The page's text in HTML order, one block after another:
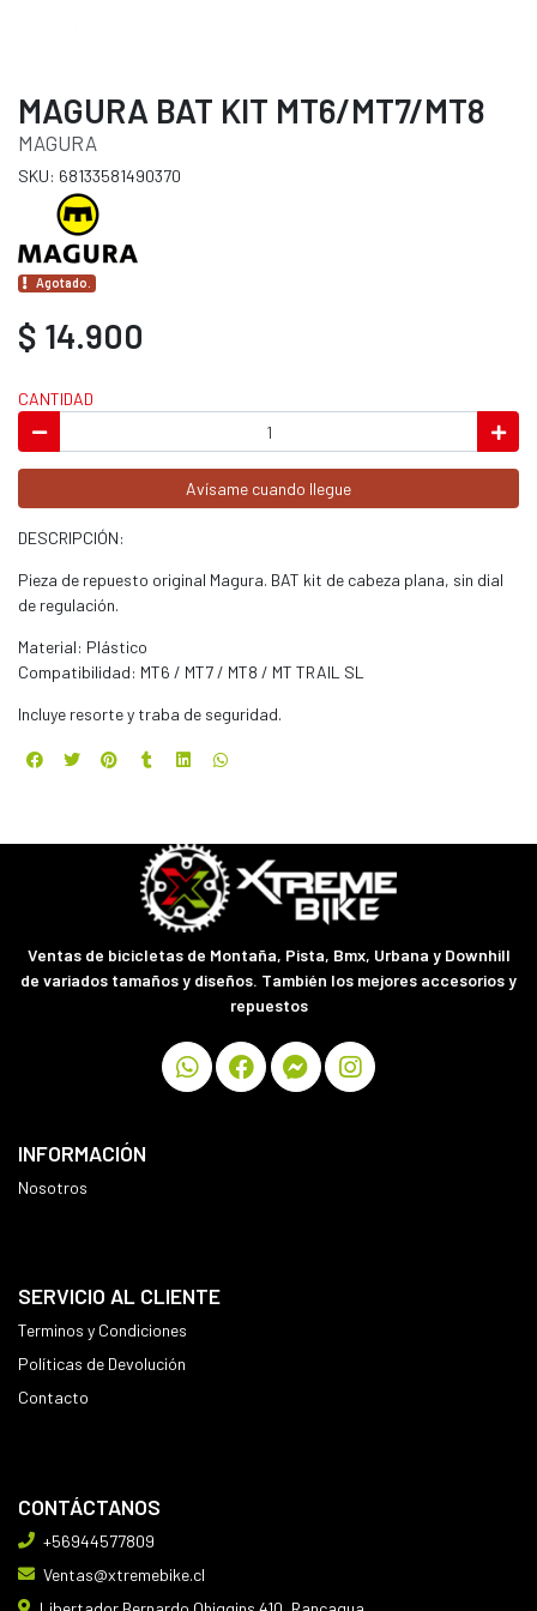
MAGURA BAT KIT MT6/MT7/MT8
MAGURA
SKU: 68133581490370
Agotado.
$ 14.900
CANTIDAD
Avísame cuando llegue
DESCRIPCIÓN:
Pieza de repuesto original Magura. BAT kit de cabeza plana, sin dial
de regulación.
Material: Plástico
Compatibilidad: MT6 / MT7 / MT8 / MT TRAIL SL
Incluye resorte y traba de seguridad.
Ventas de bicicletas de Montaña, Pista, Bmx, Urbana y Downhill
de variados tamaños y diseños. También los mejores accesorios y
repuestos
INFORMACIÓN
Nosotros
SERVICIO AL CLIENTE
Terminos y Condiciones
Políticas de Devolución
Contacto
CONTÁCTANOS
+56944577809
Ventas@xtremebike.cl